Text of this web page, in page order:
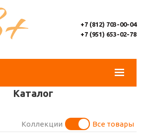
+7 (812) 703-00-04
+7 (951) 653-02-78
Каталог
Коллекции Все товары